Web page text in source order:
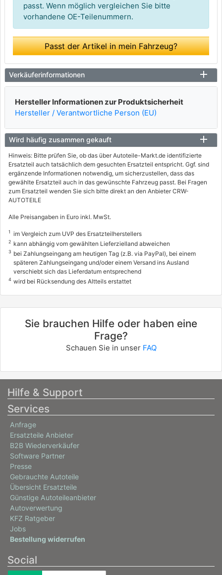
passt. Wenn möglich vergleichen Sie bitte
vorhandene OE-Teilenummern.
Passt der Artikel in mein Fahrzeug?
Verkäuferinformationen
Hersteller Informationen zur Produktsicherheit
Hersteller / Verantwortliche Person (EU)
Wird häufig zusammen gekauft
Hinweis: Bitte prüfen Sie, ob das über Autoteile-Markt.de identifizierte
Ersatzteil auch tatsächlich dem gesuchten Ersatzteil entspricht. Ggf. sind
ergänzende Informationen notwendig, um sicherzustellen, dass das
gewählte Ersatzteil auch in das gewünschte Fahrzeug passt. Bei Fragen
zum Ersatzteil wenden Sie sich bitte direkt an den Anbieter CRW-
AUTOTEILE
Alle Preisangaben in Euro inkl. MwSt.
1 im Vergleich zum UVP des Ersatzteilherstellers
2 kann abhängig vom gewählten Lieferzielland abweichen
3 bei Zahlungseingang am heutigen Tag (z.B. via PayPal), bei einem
späteren Zahlungseingang und/oder einem Versand ins Ausland
verschiebt sich das Lieferdatum entsprechend
4 wird bei Rücksendung des Altteils erstattet
Sie brauchen Hilfe oder haben eine
Frage?
Schauen Sie in unser FAQ
Hilfe & Support
Services
Anfrage
Ersatzteile Anbieter
B2B Wiederverkäufer
Software Partner
Presse
Gebrauchte Autoteile
Übersicht Ersatzteile
Günstige Autoteileanbieter
Autoverwertung
KFZ Ratgeber
Jobs
Bestellung widerrufen
Social